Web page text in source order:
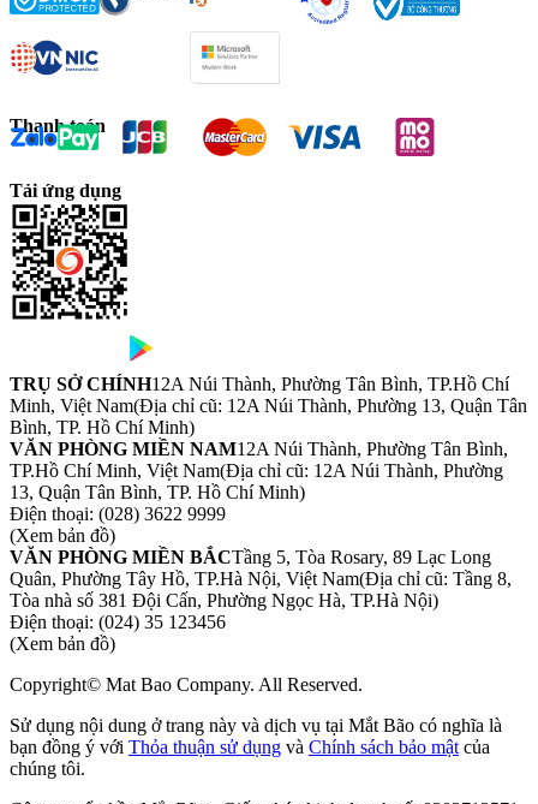
Thanh toán
Tải ứng dụng
TRỤ SỞ CHÍNH12A Núi Thành, Phường Tân Bình, TP.Hồ Chí
Minh, Việt Nam(Địa chỉ cũ: 12A Núi Thành, Phường 13, Quận Tân
Bình, TP. Hồ Chí Minh)
VĂN PHÒNG MIỀN NAM12A Núi Thành, Phường Tân Bình,
TP.Hồ Chí Minh, Việt Nam(Địa chỉ cũ: 12A Núi Thành, Phường
13, Quận Tân Bình, TP. Hồ Chí Minh)
Điện thoại: (028) 3622 9999
(Xem bản đồ)
VĂN PHÒNG MIỀN BẮCTầng 5, Tòa Rosary, 89 Lạc Long
Quân, Phường Tây Hồ, TP.Hà Nội, Việt Nam(Địa chỉ cũ: Tầng 8,
Tòa nhà số 381 Đội Cấn, Phường Ngọc Hà, TP.Hà Nội)
Điện thoại: (024) 35 123456
(Xem bản đồ)
Copyright© Mat Bao Company. All Reserved.
Sử dụng nội dung ở trang này và dịch vụ tại Mắt Bão có nghĩa là
bạn đồng ý với Thỏa thuận sử dụng và Chính sách bảo mật của
chúng tôi.